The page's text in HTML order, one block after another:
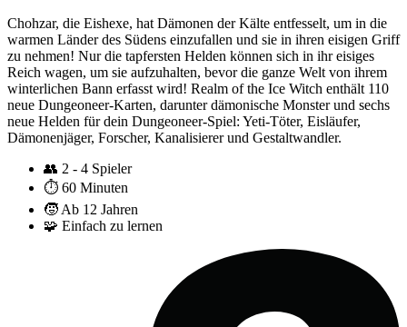
Chohzar, die Eishexe, hat Dämonen der Kälte entfesselt, um in die
warmen Länder des Südens einzufallen und sie in ihren eisigen Griff
zu nehmen! Nur die tapfersten Helden können sich in ihr eisiges
Reich wagen, um sie aufzuhalten, bevor die ganze Welt von ihrem
winterlichen Bann erfasst wird! Realm of the Ice Witch enthält 110
neue Dungeoneer-Karten, darunter dämonische Monster und sechs
neue Helden für dein Dungeoneer-Spiel: Yeti-Töter, Eisläufer,
Dämonenjäger, Forscher, Kanalisierer und Gestaltwandler.
👥 2 - 4 Spieler
⏱️ 60 Minuten
🧒 Ab 12 Jahren
🧩 Einfach zu lernen